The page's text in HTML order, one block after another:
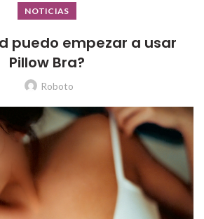
NOTICIAS
puedo empezar a usar
Pillow Bra?
Roboto